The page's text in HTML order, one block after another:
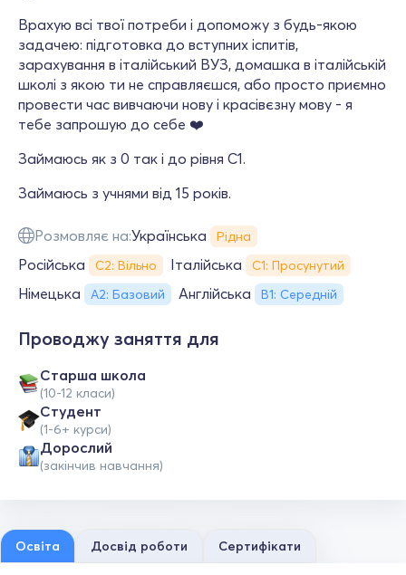
Врахую всі твої потреби і допоможу з будь-якою
задачею: підготовка до вступних іспитів,
зарахування в італійський ВУЗ, домашка в італійській
школі з якою ти не справляєшся, або просто приємно
провести час вивчаючи нову і красівєзну мову - я
тебе запрошую до себе ❤️
Займаюсь як з 0 так і до рівня С1.
Займаюсь з учнями від 15 років.
Розмовляє на:Українська Рідна
Російська С2: Вільно Італійська С1: Просунутий
Німецька А2: Базовий Англійська В1: Середній
Проводжу заняття для
Старша школа
(10-12 класи)
Студент
(1-6+ курси)
Дорослий
(закінчив навчання)
Освіта Досвід роботи Сертифікати